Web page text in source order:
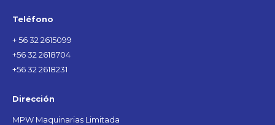
Teléfono
+ 56 32 2615099
+56 32 2618704
+56 32 2618231
Dirección
MPW Maquinarias Limitada